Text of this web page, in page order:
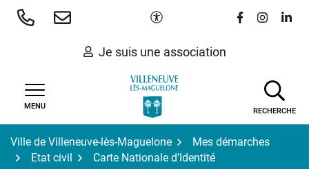
Aller
Paramètres d'accessibilité
Lien vers le
Lien vers
Lien
Je suis une association
MENU
RECHERCHE
Ville de Villeneuve-lès-Maguelone
Mes démarches
Etat civil
Carte Nationale d’Identité